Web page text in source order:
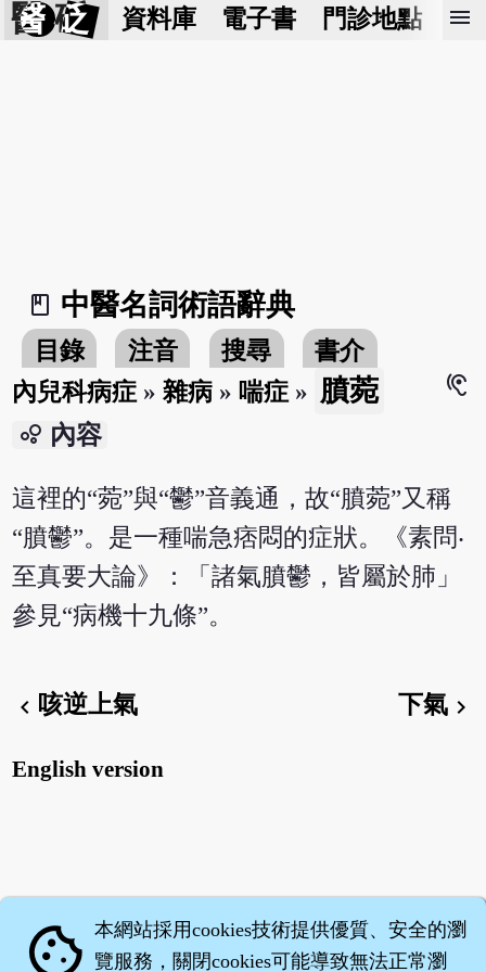
醫 砭 資料庫 電子書 門診地點 預
menu
book_2
中醫名詞術語辭典
目錄 注音 搜尋
書介
內兒科病症 »雜病 » 喘症 » 膹菀
hearing
bubble_chart 內容
這裡的“菀”與“鬱”音義通，故“膹菀”又稱
“膹鬱”。是一種喘急痞悶的症狀。《素問‧
至真要大論》：「諸氣膹鬱，皆屬於肺」
參見“病機十九條”。
chevron_left 咳逆上氣 下氣chevron_right
English version
cookie 本網站採用cookies技術提供優質、安全的瀏
覽服務，關閉cookies可能導致無法正常瀏